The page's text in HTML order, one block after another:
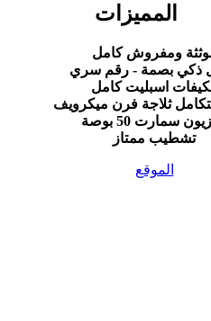
المميزات
ومفروش كامل
ذكي بصمة - رقم سري
اسبليت كامل
ثلاجة فرن ميكرويف
سمارت 50 بوصة
تشطيب ممتاز
الموقع